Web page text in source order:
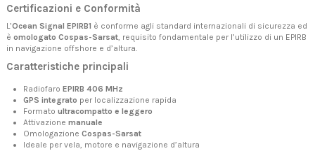
Certificazioni e Conformità
L’Ocean Signal EPIRB1 è conforme agli standard internazionali di sicurezza ed
è omologato Cospas-Sarsat , requisito fondamentale per l’utilizzo di un EPIRB
in navigazione offshore e d’altura.
Caratteristiche principali
Radiofaro EPIRB 406 MHz
GPS integrato per localizzazione rapida
Formato ultracompatto e leggero
Attivazione manuale
Omologazione Cospas-Sarsat
Ideale per vela, motore e navigazione d’altura